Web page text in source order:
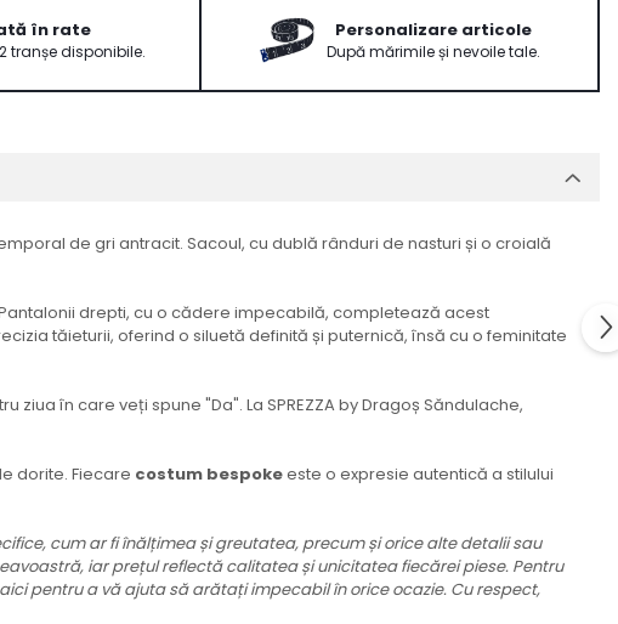
în rate
tranșe disponibile.
Personalizare articole
După mărimile și nevoile tale.
de gri antracit. Sacoul, cu dublă rânduri de nasturi și o croială
drepti, cu o cădere impecabilă, completează acest
tăieturii, oferind o siluetă definită și puternică, însă cu o feminitate
ziua în care veți spune "Da". La SPREZZA by Dragoș Săndulache,
dorite. Fiecare costum bespokeeste o expresie autentică a stilului
cum ar fi înălțimea și greutatea, precum și orice alte detalii sau
iar prețul reflectă calitatea și unicitatea fiecărei piese. Pentru
pentru a vă ajuta să arătați impecabil în orice ocazie. Cu respect,